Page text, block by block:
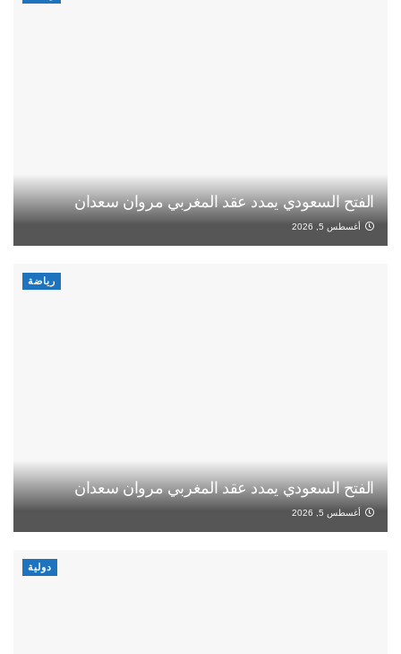
الفتح السعودي يمدد عقد المغربي مروان سعدان
أغسطس 5, 2026
رياضة
الفتح السعودي يمدد عقد المغربي مروان سعدان
أغسطس 5, 2026
دولية